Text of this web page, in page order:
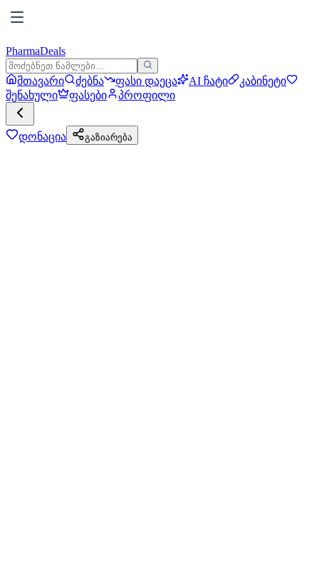
PharmaDeals
მთავარი ძებნა ფასი დაეცა AI ჩატი
კაბინეტი
შენახული
ფასები პროფილი
დონაცია გაზიარება